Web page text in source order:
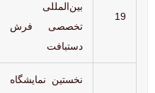
19
بین‌المللی
تخصصی فرش
دستبافت
نخستین نمایشگاه